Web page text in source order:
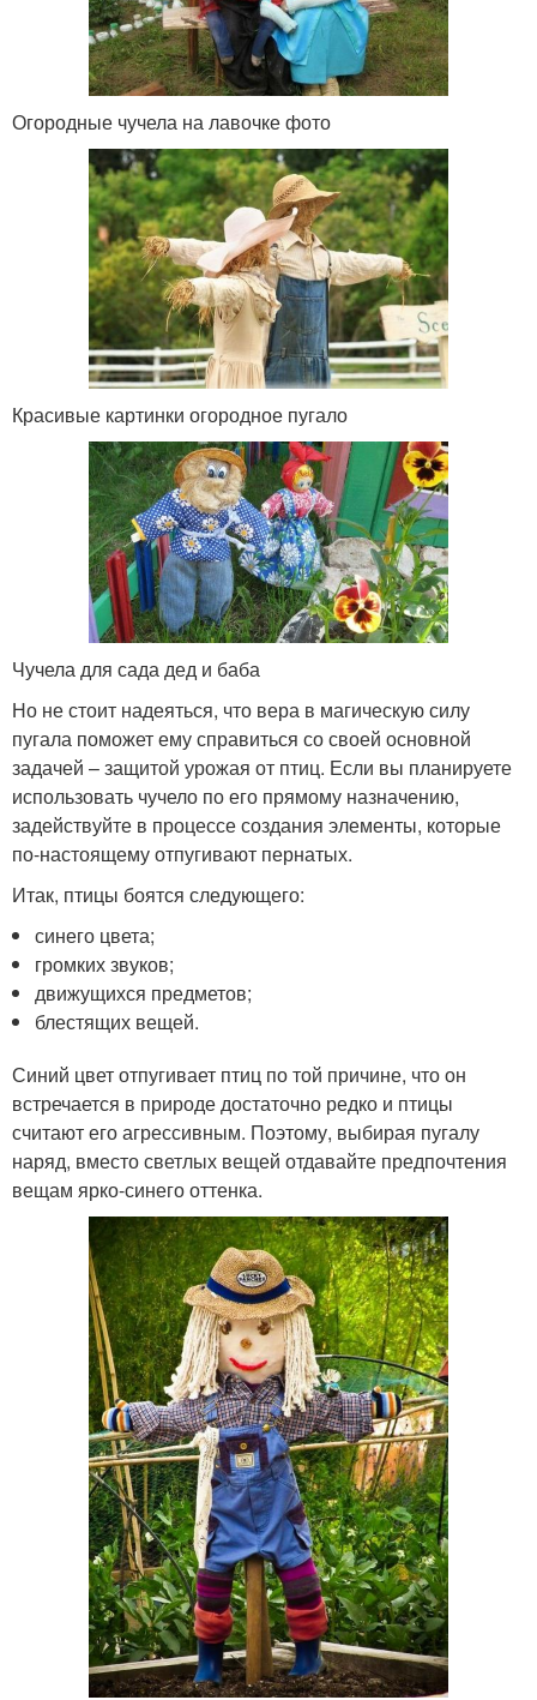
Огородные чучела на лавочке фото
Красивые картинки огородное пугало
Чучела для сада дед и баба
Но не стоит надеяться, что вера в магическую силу
пугала поможет ему справиться со своей основной
задачей – защитой урожая от птиц. Если вы планируете
использовать чучело по его прямому назначению,
задействуйте в процессе создания элементы, которые
по-настоящему отпугивают пернатых.
Итак, птицы боятся следующего:
синего цвета;
громких звуков;
движущихся предметов;
блестящих вещей.
Синий цвет отпугивает птиц по той причине, что он
встречается в природе достаточно редко и птицы
считают его агрессивным. Поэтому, выбирая пугалу
наряд, вместо светлых вещей отдавайте предпочтения
вещам ярко-синего оттенка.